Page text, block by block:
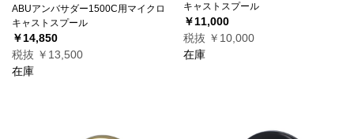
ABUアンバサダー1500C用マイクロ
キャストスプール
￥14,850
税抜 ￥13,500
在庫
キャストスプール
￥11,000
税抜 ￥10,000
在庫